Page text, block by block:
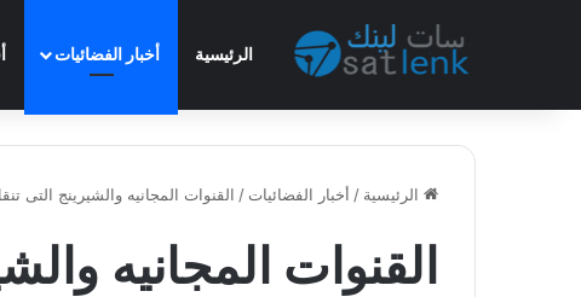
الرئيسية أخبار الفضائيات
الرئيسية / أخبار الفضائيات / القنوات المجانيه والشيرينج التى تنقل
القنوات المجانيه